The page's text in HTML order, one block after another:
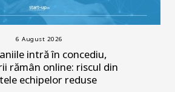
6 August 2026
intră în concediu,
rămân online: riscul din
echipelor reduse